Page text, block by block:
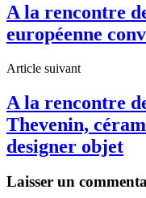
A la rencontre
européenne
Article suivant
A la rencontre
Thevenin,
designer objet
Laisser un